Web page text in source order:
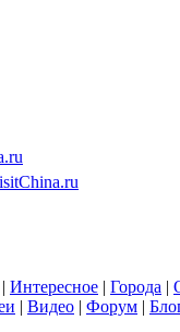
| Интересное | Города |
| Видео | Форум |